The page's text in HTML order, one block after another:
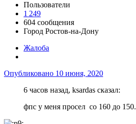
Пользователи
1 249
604 сообщения
Город Ростов-на-Дону
Жалоба
Опубликовано 10 июня, 2020
6 часов назад, ksardas сказал:
фпс у меня просел со 160 до 150.